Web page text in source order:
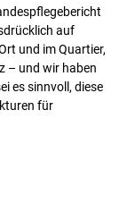
auf
und im Quartier,
– und wir haben
es sinnvoll, diese
für